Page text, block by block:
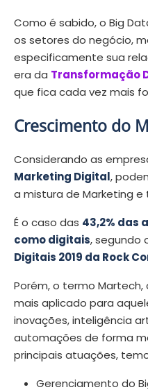
Como é sabido, o Big
os setores do negócio,
especificamente sua
era da Transformação
que fica cada vez mais
Crescimento do
Considerando as
Marketing Digital,
a mistura de Marketing
É o caso das 43,2% das
como digitais, segundo
Digitais 2019 da Rock
Porém, o termo Martech,
mais aplicado para
inovações, inteligência
automações de forma
principais atuações,
Gerenciamento do